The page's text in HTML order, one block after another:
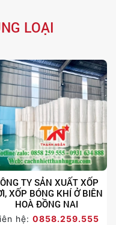
LOẠI
TY SẢN XUẤT XỐP
XỐP BÓNG KHÍ Ở BIÊN
HOÀ ĐỒNG NAI
hệ: 0858.259.555